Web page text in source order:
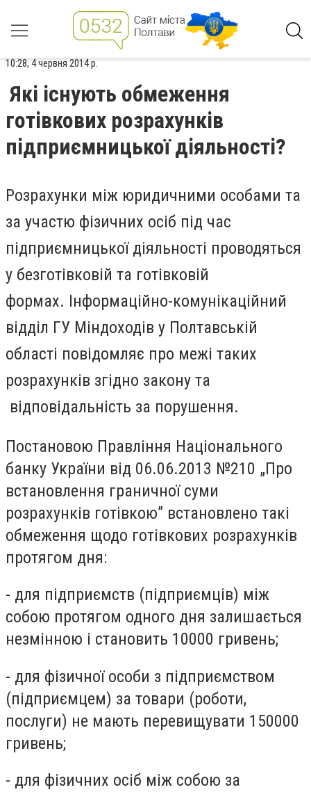
10:28, 4 червня 2014 р.
Які існують обмеження
готівкових розрахунків
підприємницької діяльності?
Розрахунки між юридичними особами та
за участю фізичних осіб під час
підприємницької діяльності проводяться
у безготівковій та готівковій
формах. Інформаційно-комунікаційний
відділ ГУ Міндоходів у Полтавській
області повідомляє про межі таких
розрахунків згідно закону та
відповідальність за порушення.
Постановою Правління Національного
банку України від 06.06.2013 №210 „Про
встановлення граничної суми
розрахунків готівкою” встановлено такі
обмеження щодо готівкових розрахунків
протягом дня:
- для підприємств (підприємців) між
собою протягом одного дня залишається
незмінною і становить 10000 гривень;
- для фізичної особи з підприємством
(підприємцем) за товари (роботи,
послуги) не мають перевищувати 150000
гривень;
- для фізичних осіб між собою за